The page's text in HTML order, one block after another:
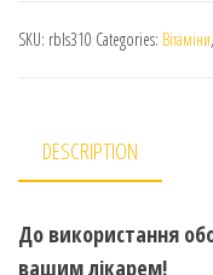
SKU: rbls310 Categories: Вітаміни,
DESCRIPTION
До використання
вашим лікарем!